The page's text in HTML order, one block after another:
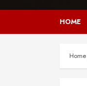
HOME
Home